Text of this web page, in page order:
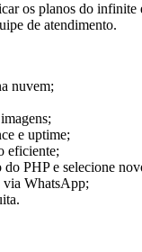
os planos do infinite
de atendimento.
nuvem;
e uptime;
eficiente;
do PHP e selecione
via WhatsApp;